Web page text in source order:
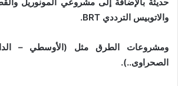
والاتوبيس الترددي BRT.
ومشروعات الطرق مثل (الأوسطي –
الصحراوى..).